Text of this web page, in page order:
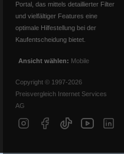
Portal, das mittels detaillierter Filter
und vielfältiger Features eine
optimale Hilfestellung bei der
Kaufentscheidung bietet.
Ansicht wählen: Mobile
Copyright © 1997-2026
Preisvergleich Internet Services
AG